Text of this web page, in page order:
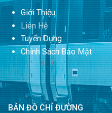
Giới Thiệu
Liên Hệ
Tuyển Dụng
Chính Sách Bảo Mật
BẢN ĐỒ CHỈ ĐƯỜNG